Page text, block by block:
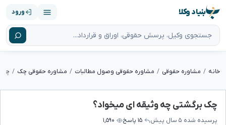
بنیاد وکلا ورود
خانه مشاوره حقوقی مشاوره حقوقی وصول مطالبات مشاوره حقوقی چک چک
چک برگشتی چه وثیقه ای میخواد؟
پرسیده شده ۵ سال پیش ۱۵ پاسخ ۱,۵۹۰